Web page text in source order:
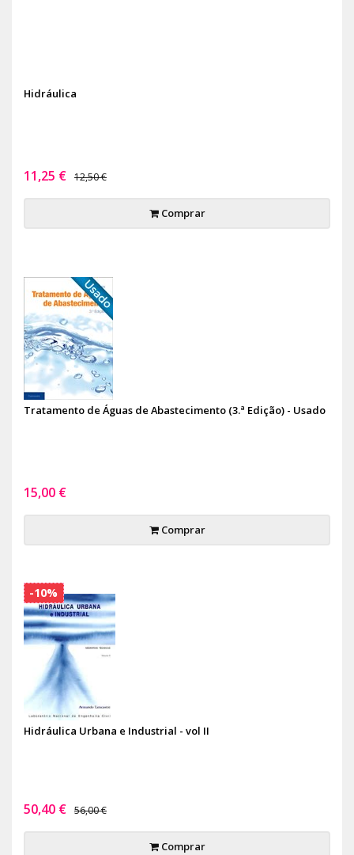
Hidráulica
11,25 € 12,50 €
Comprar
Tratamento de Águas de Abastecimento (3.ª Edição) - Usado
15,00 €
Comprar
Hidráulica Urbana e Industrial - vol II
50,40 € 56,00 €
Comprar
-10%